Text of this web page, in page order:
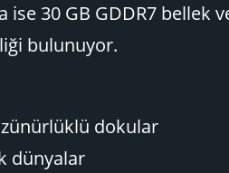
ise 30 GB GDDR7 bellek
bulunuyor.
dokular
dünyalar